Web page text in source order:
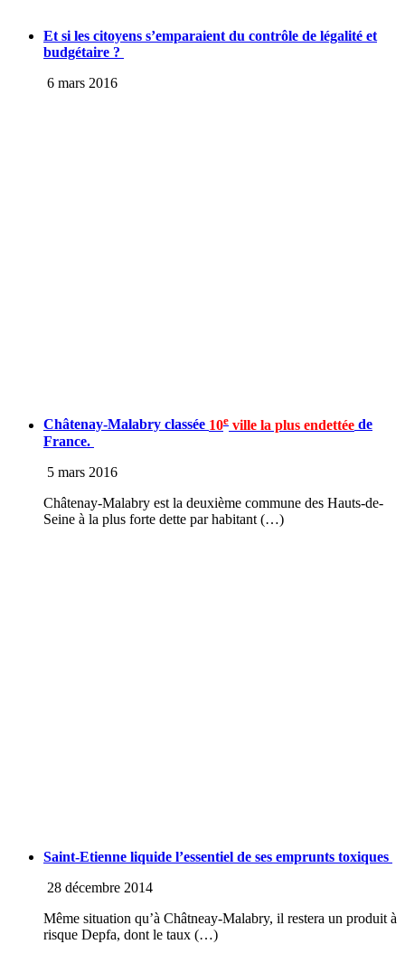
Et si les citoyens s’emparaient du contrôle de légalité et
budgétaire ?
6 mars 2016
Châtenay-Malabry classée 10e ville la plus endettée de
France.
5 mars 2016
Châtenay-Malabry est la deuxième commune des Hauts-de-
Seine à la plus forte dette par habitant (…)
Saint-Etienne liquide l’essentiel de ses emprunts toxiques
28 décembre 2014
Même situation qu’à Châtneay-Malabry, il restera un produit à
risque Depfa, dont le taux (…)